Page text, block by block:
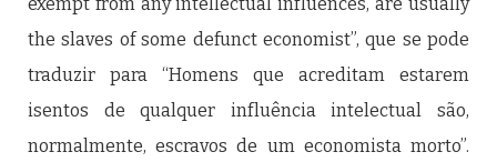
the slaves of some defunct economist”, que se pode
traduzir para “Homens que acreditam estarem
isentos de qualquer influência intelectual são,
normalmente, escravos de um economista morto”.